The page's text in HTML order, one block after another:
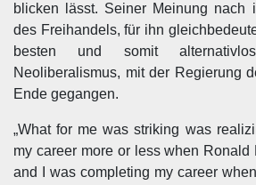
blicken lässt. Seiner Meinung nach
des Freihandels, für ihn
besten und somit
Neoliberalismus, mit der Regierung
Ende gegangen.
„What for me was striking was
my career more or less when Ronald
and I was completing my career